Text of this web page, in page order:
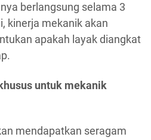
berlangsung selama 3
kinerja mekanik akan
apakah layak diangkat
untuk mekanik
mendapatkan seragam